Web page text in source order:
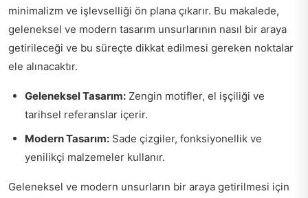
minimalizm ve işlevselliği ön plana çıkarır. Bu makalede,
geleneksel ve modern tasarım unsurlarının nasıl bir araya
getirileceği ve bu süreçte dikkat edilmesi gereken noktalar
ele alınacaktır.
Geleneksel Tasarım: Zengin motifler, el işçiliği ve
tarihsel referanslar içerir.
Modern Tasarım: Sade çizgiler, fonksiyonellik ve
yenilikçi malzemeler kullanır.
Geleneksel ve modern unsurların bir araya getirilmesi için